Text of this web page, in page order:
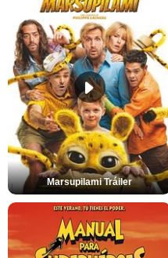
Marsupilami Tráiler